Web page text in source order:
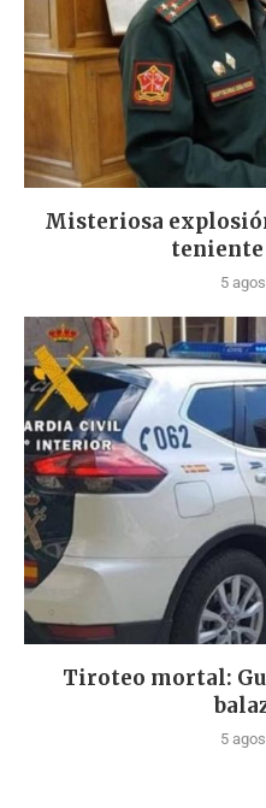
Misteriosa
teniente
5
Tiroteo mortal:
5